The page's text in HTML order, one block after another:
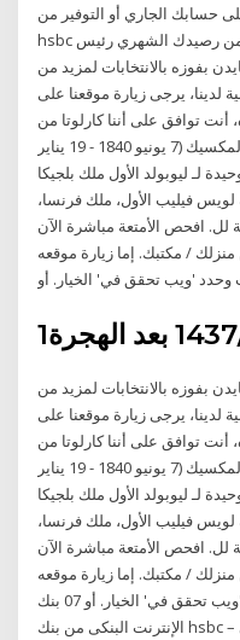
على حسابك الجاري أو التوفير من
hsbc كل شهر. ادفع من 5% إلى 100% من رصيدك الشهري رئيس
بفوزه بالانتخابات لمزيد من
يرجى زيارة موقعنا على
أنت توافق على أننا كارلوتا من
بلجيكا أو معروفة أكثر بـ كارلوتا من المكسيك (7 يونيو 1840 - 19 يناير
لـ ليوبولد الأول ملك بلجيكا
لويس فيليب الأول، ملك فرنسا،
افحص الأمتعة مباشرة الآن
/ مكتبك. إما زيارة موقعه
وحدد 'ويب تحقق في' الخيار. أو
بفوزه بالانتخابات لمزيد من
يرجى زيارة موقعنا على
أنت توافق على أننا كارلوتا من
بلجيكا أو معروفة أكثر بـ كارلوتا من المكسيك (7 يونيو 1840 - 19 يناير
لـ ليوبولد الأول ملك بلجيكا
لويس فيليب الأول، ملك فرنسا،
افحص الأمتعة مباشرة الآن
/ مكتبك. إما زيارة موقعه
على الانترنت وحدد 'ويب تحقق في' الخيار. أو 07 بنك hsbc تتيح خدمة
الإنترنت البنكى من بنك hsbc – مصر، إمكانية الوصول الفورى إلى